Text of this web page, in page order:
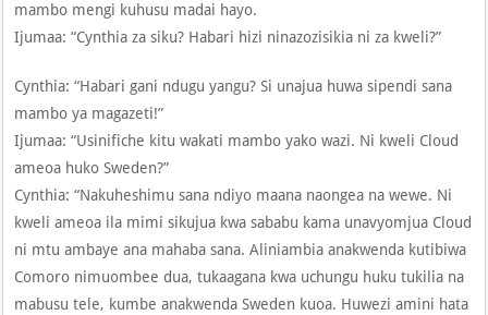
mambo mengi kuhusu madai hayo.
Ijumaa: “Cynthia za siku? Habari hizi ninazozisikia ni za kweli?”
Cynthia: “Habari gani ndugu yangu? Si unajua huwa sipendi sana
mambo ya magazeti!”
Ijumaa: “Usinifiche kitu wakati mambo yako wazi. Ni kweli Cloud
ameoa huko Sweden?”
Cynthia: “Nakuheshimu sana ndiyo maana naongea na wewe. Ni
kweli ameoa ila mimi sikujua kwa sababu kama unavyomjua Cloud
ni mtu ambaye ana mahaba sana. Aliniambia anakwenda kutibiwa
Comoro nimuombee dua, tukaagana kwa uchungu huku tukilia na
mabusu tele, kumbe anakwenda Sweden kuoa. Huwezi amini hata